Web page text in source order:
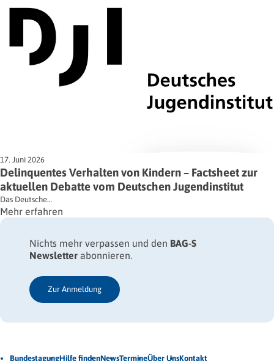
17. Juni 2026
Delinquentes Verhalten von Kindern – Factsheet zur
aktuellen Debatte vom Deutschen Jugendinstitut
Das Deutsche…
Mehr erfahren
Nichts mehr verpassen und den BAG-S
Newsletter abonnieren.
Zur Anmeldung
BundestagungHilfe findenNewsTermineÜber UnsKontakt